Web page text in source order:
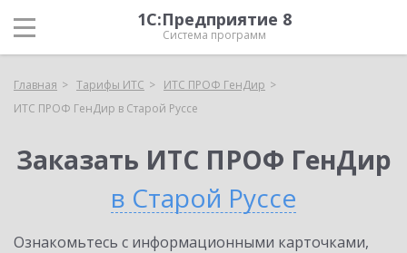
1С:Предприятие 8
Система программ
Главная Тарифы ИТС
ИТС ПРОФ ГенДир
ИТС ПРОФ ГенДир в Старой Руссе
Заказать ИТС ПРОФ ГенДир
в Старой Руссе
Ознакомьтесь с информационными карточками,